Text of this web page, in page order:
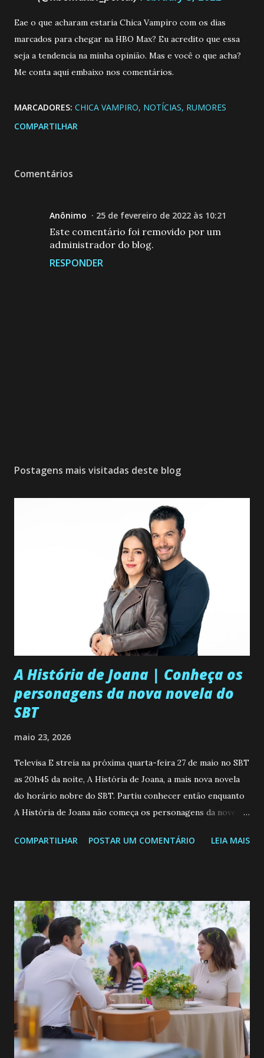
Eae o que acharam estaria Chica Vampiro com os dias
marcados para chegar na HBO Max? Eu acredito que essa
seja a tendencia na minha opinião. Mas e você o que acha?
Me conta aqui embaixo nos comentários.
MARCADORES: CHICA VAMPIRO NOTÍCIAS RUMORES
COMPARTILHAR
Comentários
Anônimo 25 de fevereiro de 2022 às 10:21
Este comentário foi removido por um
administrador do blog.
RESPONDER
s
Postagens mais visitadas deste blog
A História de Joana | Conheça os
personagens da nova novela do
SBT
maio 23, 2026
Televisa E streia na próxima quarta-feira 27 de maio no SBT
as 20h45 da noite, A História de Joana, a mais nova novela
do horário nobre do SBT. Partiu conhecer então enquanto
A História de Joana não começa os personagens da novela?
de 25/05/26 a 31/05/26 JOANA GUADALUPE (Camila
permanecer virgem até encontrar o homem que realmente
ama, o que não é fácil, já que dedica todas as suas energias a
se aprimorar, trabalhando, estudando e se orgulhando de
ser a primeira mulher da família a ingressar na
universidade. Ela tem uma personalidade muito alegre, é
muito madura para a idade, determinada, criativa e
empática. Detesta injustiças e é uma ótima amiga. Pode ser
teimosa e muito persistente quando decide fazer algo.
Durante um exame ginecológico, ela é inseminada por eng...
COMPARTILHAR POSTAR UM COMENTÁRIO LEIA MAIS